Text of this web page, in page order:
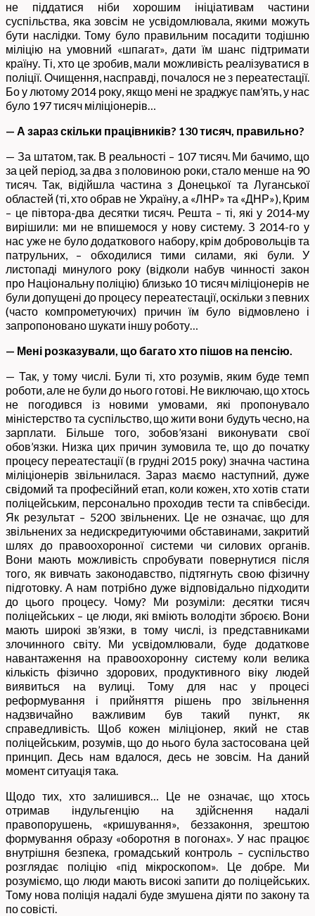
не піддатися ніби хорошим ініціативам частини
суспільства, яка зовсім не усвідомлювала, якими можуть
бути наслідки. Тому було правильним посадити тодішню
міліцію на умовний «шпагат», дати їм шанс підтримати
країну. Ті, хто це зробив, мали можливість реалізуватися в
поліції. Очищення, насправді, почалося не з переатестації.
Бо у лютому 2014 року, якщо мені не зраджує пам’ять, у нас
було 197 тисяч міліціонерів…
— А зараз скільки працівників? 130 тисяч, правильно?
— За штатом, так. В реальності – 107 тисяч. Ми бачимо, що
за цей період, за два з половиною роки, стало менше на 90
тисяч. Так, відійшла частина з Донецької та Луганської
областей (ті, хто обрав не Україну, а «ЛНР» та «ДНР»), Крим
– це півтора-два десятки тисяч. Решта – ті, які у 2014-му
вирішили: ми не впишемося у нову систему. З 2014-го у
нас уже не було додаткового набору, крім добровольців та
патрульних, – обходилися тими силами, які були. У
листопаді минулого року (відколи набув чинності закон
про Національну поліцію) близько 10 тисяч міліціонерів не
були допущені до процесу переатестації, оскільки з певних
(часто компрометуючих) причин їм було відмовлено і
запропоновано шукати іншу роботу…
— Мені розказували, що багато хто пішов на пенсію.
— Так, у тому числі. Були ті, хто розумів, яким буде темп
роботи, але не були до нього готові. Не виключаю, що хтось
не погодився із новими умовами, які пропонувало
міністерство та суспільство, що жити вони будуть чесно, на
зарплати. Більше того, зобов’язані виконувати свої
обов’язки. Низка цих причин зумовила те, що до початку
процесу переатестації (в грудні 2015 року) значна частина
міліціонерів звільнилася. Зараз маємо наступний, дуже
свідомий та професійний етап, коли кожен, хто хотів стати
поліцейським, персонально проходив тести та співбесіди.
Як результат – 5200 звільнених. Це не означає, що для
звільнених за недискредитуючими обставинами, закритий
шлях до правоохоронної системи чи силових органів.
Вони мають можливість спробувати повернутися після
того, як вивчать законодавство, підтягнуть свою фізичну
підготовку. А нам потрібно дуже відповідально підходити
до цього процесу. Чому? Ми розуміли: десятки тисяч
поліцейських – це люди, які вміють володіти зброєю. Вони
мають широкі зв’язки, в тому числі, із представниками
злочинного світу. Ми усвідомлювали, буде додаткове
навантаження на правоохоронну систему коли велика
кількість фізично здорових, продуктивного віку людей
виявиться на вулиці. Тому для нас у процесі
реформування і прийняття рішень про звільнення
надзвичайно важливим був такий пункт, як
справедливість. Щоб кожен міліціонер, який не став
поліцейським, розумів, що до нього була застосована цей
принцип. Десь нам вдалося, десь не зовсім. На даний
момент ситуація така.
Щодо тих, хто залишився… Це не означає, що хтось
отримав індульгенцію на здійснення надалі
правопорушень, «кришування», беззаконня, зрештою
формування образу «оборотня в погонах». У нас працює
внутрішня безпека, громадський контроль – суспільство
розглядає поліцію «під мікроскопом». Це добре. Ми
розуміємо, що люди мають високі запити до поліцейських.
Тому нова поліція надалі буде змушена діяти по закону та
по совісті.